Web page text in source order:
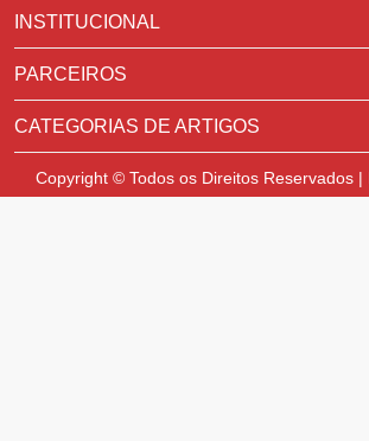
INSTITUCIONAL
PARCEIROS
CATEGORIAS DE ARTIGOS
Copyright © Todos os Direitos Reservados |